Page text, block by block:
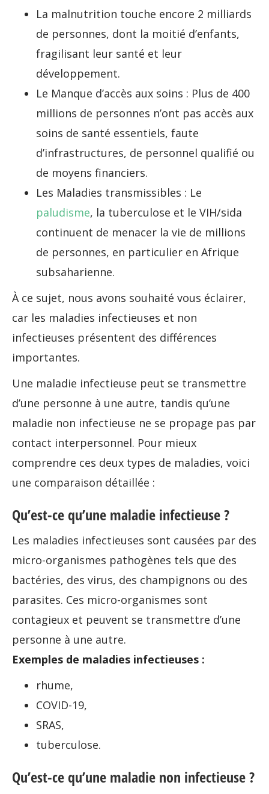
La malnutrition touche encore 2 milliards
de personnes, dont la moitié d’enfants,
fragilisant leur santé et leur
développement.
Le Manque d’accès aux soins : Plus de 400
millions de personnes n’ont pas accès aux
soins de santé essentiels, faute
d’infrastructures, de personnel qualifié ou
de moyens financiers.
Les Maladies transmissibles : Le
paludisme, la tuberculose et le VIH/sida
continuent de menacer la vie de millions
de personnes, en particulier en Afrique
subsaharienne.
À ce sujet, nous avons souhaité vous éclairer,
car les maladies infectieuses et non
infectieuses présentent des différences
importantes.
Une maladie infectieuse peut se transmettre
d’une personne à une autre, tandis qu’une
maladie non infectieuse ne se propage pas par
contact interpersonnel. Pour mieux
comprendre ces deux types de maladies, voici
une comparaison détaillée :
Qu’est-ce qu’une maladie infectieuse ?
Les maladies infectieuses sont causées par des
micro-organismes pathogènes tels que des
bactéries, des virus, des champignons ou des
parasites. Ces micro-organismes sont
contagieux et peuvent se transmettre d’une
personne à une autre.
Exemples de maladies infectieuses :
rhume,
COVID-19,
SRAS,
tuberculose.
Qu’est-ce qu’une maladie non infectieuse ?